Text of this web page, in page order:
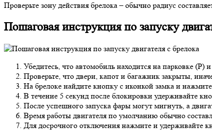
Проверьте зону действия брелока – обычно радиус
Пошаговая инструкция по запуску
Убедитесь, что автомобиль находится на парковке (P)
Проверьте, что двери, капот и багажник закрыты,
На брелоке найдите кнопку с иконкой замка и
В течение 5 секунд после блокировки удерживайте
После успешного запуска фары могут мигнуть, а
Время работы двигателя по умолчанию обычно
Для досрочного отключения нажмите и удерживайте